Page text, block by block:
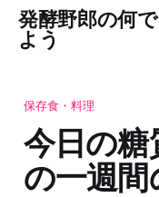
発酵野郎の何
よう
保存食・料理
今日の糖
の一週